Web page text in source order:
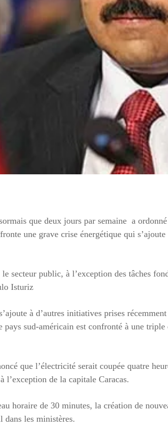
que deux jours par semaine a
une grave crise énergétique qui
secteur public, à l’exception des tâches
Isturiz
à d’autres initiatives prises
sud-américain est confronté à une triple
que l’électricité serait coupée quatre
l’exception de la capitale Caracas.
horaire de 30 minutes, la création de
dans les ministères.